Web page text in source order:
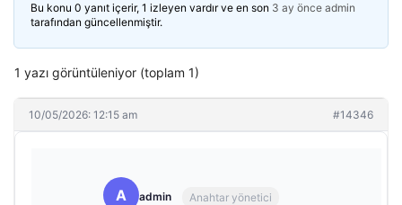
Bu konu 0 yanıt içerir, 1 izleyen vardır ve en son 3 ay önce admin
tarafından güncellenmiştir.
1 yazı görüntüleniyor (toplam 1)
10/05/2026: 12:15 am #14346
A admin Anahtar yönetici